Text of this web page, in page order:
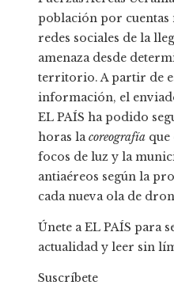
población por cuentas
redes sociales de la
amenaza desde
territorio. A partir de
información, el
EL PAÍS ha podido
horas lacoreografía que
focos de luz y la
antiaéreos según la
cada nueva ola de
Únete a EL PAÍS para
actualidad y leer sin
Suscríbete